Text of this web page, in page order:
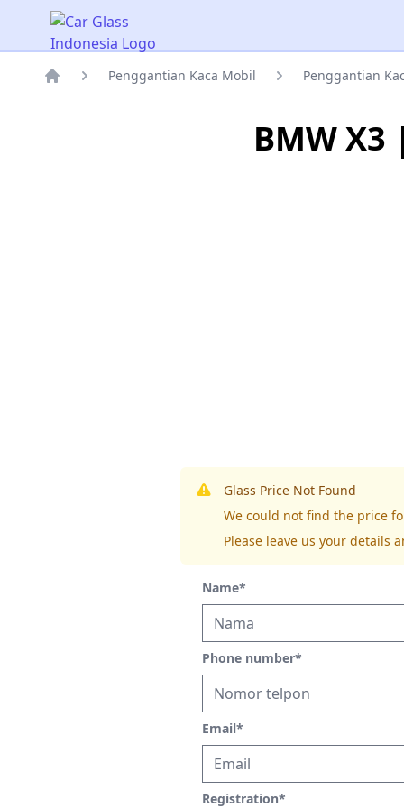
Car Glass Indonesia
Penggantian Kaca Mobil Penggantian
BMW
Glass Price Not Found
We could not find the price
Please leave us your details
Name*
Phone number*
Email*
Registration*